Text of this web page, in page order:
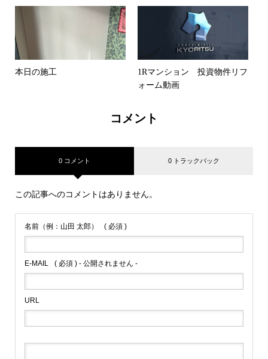
本日の施工
1Rマンション 投資物件リフ
ォーム動画
コメント
0 コメント 0 トラックバック
この記事へのコメントはありません。
名前（例：山田 太郎） ( 必須 )
E-MAIL ( 必須 ) - 公開されません -
URL